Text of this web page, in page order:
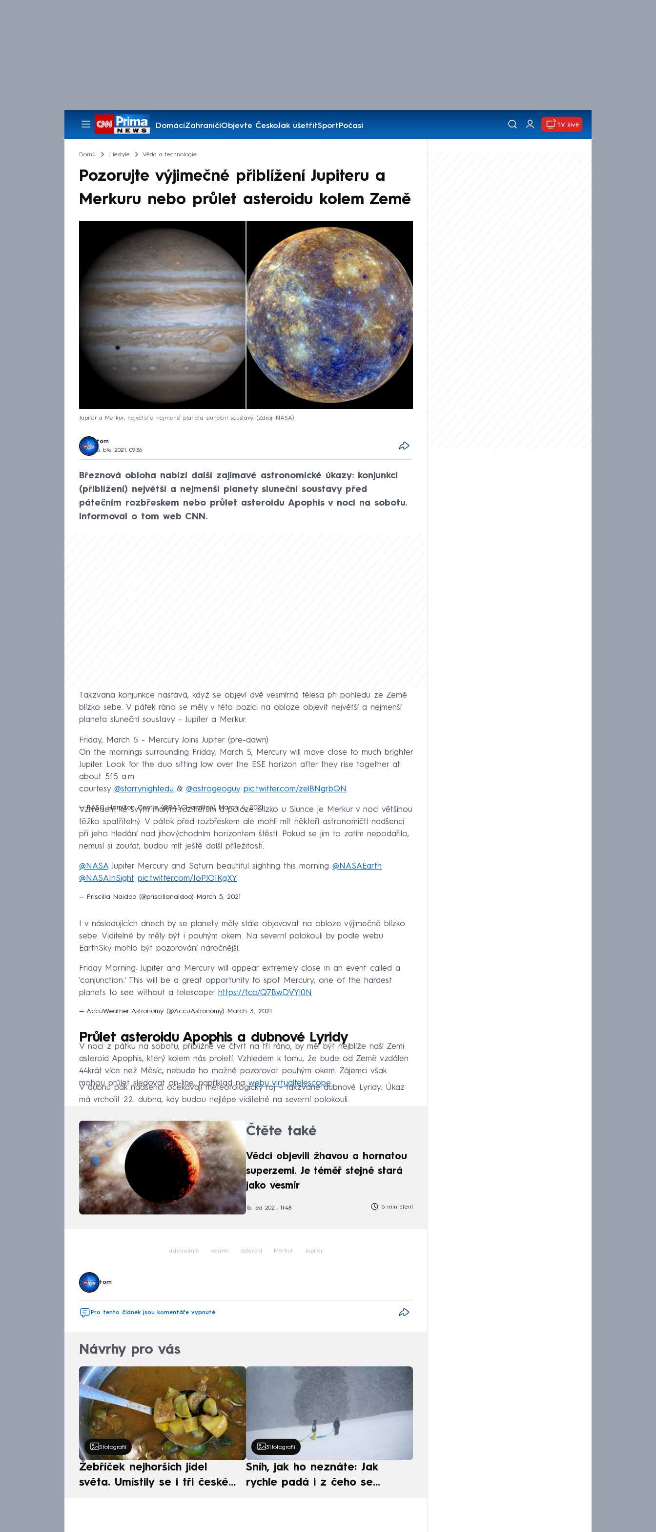
DomácíZahraničíObjevte ČeskoJak ušetřitSportPočasí
Pořady
TV živě
Domů Lifestyle Věda a technologie
Pozorujte výjimečné přiblížení Jupiteru a
Merkuru nebo průlet asteroidu kolem Země
Jupiter a Merkur, největší a nejmenší planeta sluneční soustavy. Zdroj: NASA
tom
5. bře 2021, 09:36
Březnová obloha nabízí další zajímavé astronomické úkazy: konjunkci
(přiblížení) největší a nejmenší planety sluneční soustavy před
pátečním rozbřeskem nebo průlet asteroidu Apophis v noci na sobotu.
Informoval o tom web CNN.
Takzvaná konjunkce nastává, když se objeví dvě vesmírná tělesa při pohledu ze Země
blízko sebe. V pátek ráno se měly v této pozici na obloze objevit největší a nejmenší
planeta sluneční soustavy – Jupiter a Merkur.
Friday, March 5 - Mercury Joins Jupiter (pre-dawn)
On the mornings surrounding Friday, March 5, Mercury will move close to much brighter
Jupiter. Look for the duo sitting low over the ESE horizon after they rise together at
about 5:15 a.m.
courtesy @starrynightedu & @astrogeoguy pic.twitter.com/zelBNgrbQN
— RASC Hamilton Centre (@RASCHamilton) March 4, 2021
Vzhledem ke svým malým rozměrům a poloze blízko u Slunce je Merkur v noci většinou
těžko spatřitelný. V pátek před rozbřeskem ale mohli mít někteří astronomičtí nadšenci
při jeho hledání nad jihovýchodním horizontem štěstí. Pokud se jim to zatím nepodařilo,
nemusí si zoufat, budou mít ještě další příležitosti.
@NASA⁩ Jupiter Mercury and Saturn beautiful sighting this morning ⁦ @NASAEarth
@NASAInSight pic.twitter.com/IoPJOIKgXY
— Priscilla Naidoo (@priscillanaidoo) March 5, 2021
I v následujících dnech by se planety měly stále objevovat na obloze výjimečně blízko
sebe. Viditelné by měly být i pouhým okem. Na severní polokouli by podle webu
EarthSky mohlo být pozorování náročnější.
Friday Morning: Jupiter and Mercury will appear extremely close in an event called a
'conjunction.' This will be a great opportunity to spot Mercury, one of the hardest
planets to see without a telescope: https://t.co/Q7BwDVYl0N
— AccuWeather Astronomy (@AccuAstronomy) March 3, 2021
Průlet asteroidu Apophis a dubnové Lyridy
V noci z pátku na sobotu, přibližně ve čtvrt na tři ráno, by měl být nejblíže naší Zemi
asteroid Apophis, který kolem nás proletí. Vzhledem k tomu, že bude od Země vzdálen
44krát více než Měsíc, nebude ho možné pozorovat pouhým okem. Zájemci však
mohou průlet sledovat on-line, například na webu virtualtelescope.
V dubnu pak nadšenci očekávají meteorologický roj – takzvané dubnové Lyridy. Úkaz
má vrcholit 22. dubna, kdy budou nejlépe viditelné na severní polokouli.
Čtěte také
Vědci objevili žhavou a hornatou
superzemi. Je téměř stejně stará
jako vesmír
16. led 2021, 11:48 6 min čtení
astronomie vesmír asteroid Merkur Jupiter
tom
Pro tento článek jsou komentáře vypnuté
Návrhy pro vás
5 fotografií
Žebříček nejhorších jídel
světa. Umístily se i tři české
31 fotografií
Sníh, jak ho neznáte: Jak
rychle padá i z čeho se